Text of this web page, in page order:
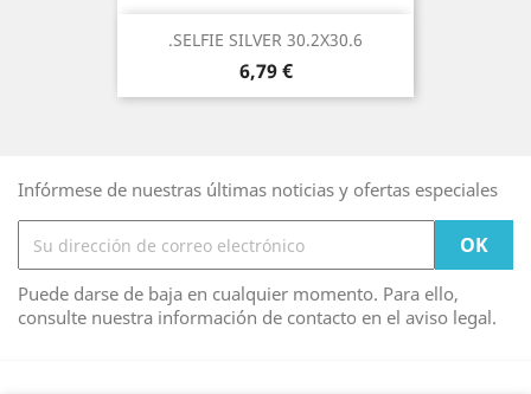
.SELFIE SILVER 30.2X30.6
Precio
6,79 €
Infórmese de nuestras últimas noticias y ofertas especiales
Puede darse de baja en cualquier momento. Para ello,
consulte nuestra información de contacto en el aviso legal.